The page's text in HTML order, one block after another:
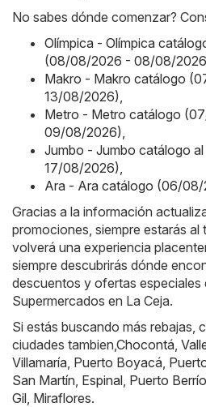
No sabes dónde comenzar?
Olímpica - Olímpica
(08/08/2026 - 08/08/
Makro - Makro catálogo
13/08/2026)
Metro - Metro catálogo
09/08/2026)
Jumbo - Jumbo catálogo
17/08/2026)
Ara - Ara catálogo (06/
Gracias a la información
promociones, siempre estarás al
volverá una experiencia
siempre descubrirás dónde
descuentos y ofertas especiales
Supermercados en La Ceja.
Si estás buscando más rebajas,
ciudades tambien, Chocontá
Villamaría Puerto Boyacá
San Martín Espinal Puerto Berrío
Gil Miraflores.